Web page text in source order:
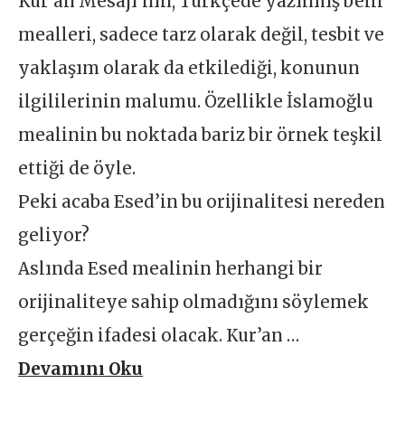
mealleri, sadece tarz olarak değil, tesbit ve
yaklaşım olarak da etkilediği, konunun
ilgililerinin malumu. Özellikle İslamoğlu
mealinin bu noktada bariz bir örnek teşkil
ettiği de öyle.
Peki acaba Esed’in bu orijinalitesi nereden
geliyor?
Aslında Esed mealinin herhangi bir
orijinaliteye sahip olmadığını söylemek
gerçeğin ifadesi olacak. Kur’an …
Devamını Oku